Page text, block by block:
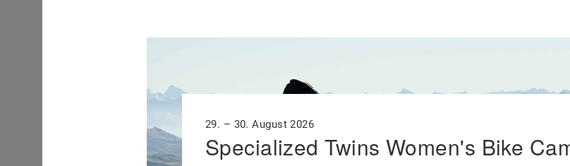
29. – 30. August 2026
Specialized Twins Women's Bike